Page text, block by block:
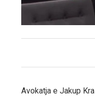
Avokatja e Jakup